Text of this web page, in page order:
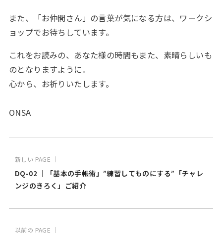
また、「お仲間さん」の言葉が気になる方は、ワークシ
ョップでお待ちしています。
これをお読みの、あなた様の時間もまた、素晴らしいも
のとなりますように。
心から、お祈りいたします。
ONSA
新しい PAGE ｜
DQ-02 ｜「基本の手帳術」”練習してものにする”「チャレ
ンジのきろく」ご紹介
以前の PAGE ｜